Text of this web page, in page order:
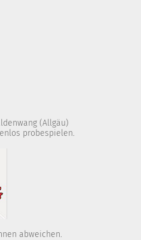
(Allgäu)
probespielen.
abweichen.